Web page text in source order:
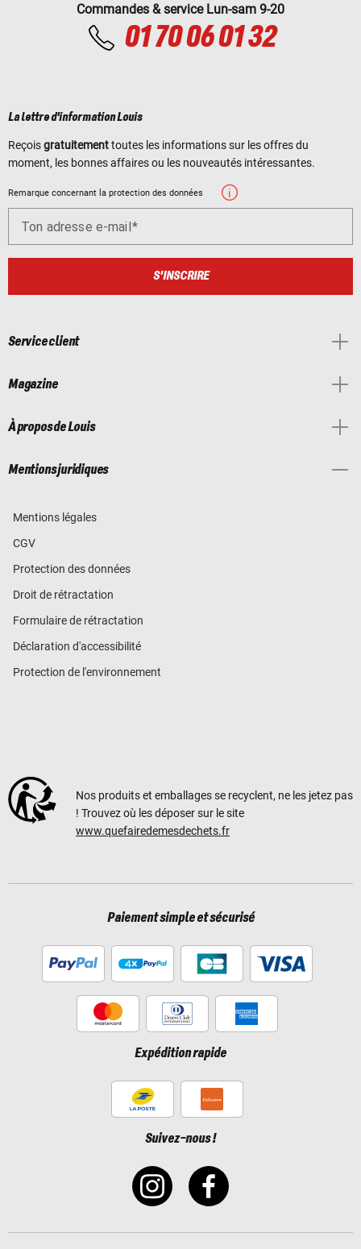
Commandes & service Lun-sam 9-20
01 70 06 01 32
La lettre d'information Louis
Reçoisgratuitementtoutes les informations sur les offres du
moment, les bonnes affaires ou les nouveautés intéressantes.
Remarque concernant la protection des données
Ton adresse e-mail
S'INSCRIRE
Service client
Magazine
À propos de Louis
Mentions juridiques
Mentions légales
CGV
Protection des données
Droit de rétractation
Formulaire de rétractation
Déclaration d'accessibilité
Protection de l'environnement
Nos produits et emballages se recyclent, ne les jetez pas
! Trouvez où les déposer sur le site
www.quefairedemesdechets.fr
Paiement simple et sécurisé
Expédition rapide
Suivez-nous !